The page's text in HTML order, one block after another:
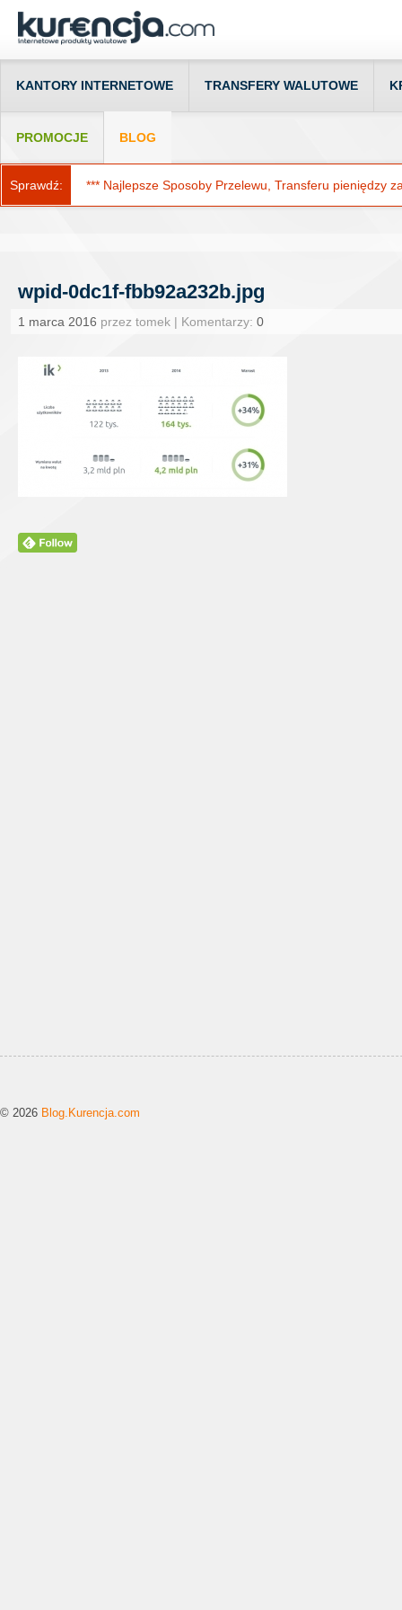
KANTORY INTERNETOWE TRANSFERY WALUTOWE
PROMOCJE BLOG
Sprawdź: *** Najlepsze Sposoby Przelewu, Transferu pieniędzy
wpid-0dc1f-fbb92a232b.jpg
1 marca 2016 przez tomek | Komentarzy: 0
© 2026 Blog.Kurencja.com